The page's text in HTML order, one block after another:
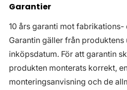
Garantier
10 års garanti mot
Garantin gäller från produktens
inköpsdatum. För att garantin
produkten monterats korrekt,
monteringsanvisning och de